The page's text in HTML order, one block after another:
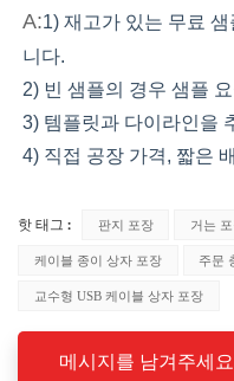
A:1) 재고가 있는 무료
니다.
2) 빈 샘플의 경우 샘플
3) 템플릿과 다이라인을
4) 직접 공장 가격, 짧은
핫 태그 : 판지 포장 거는
케이블 종이 상자 포장 주문
교수형 USB 케이블 상자 포장
메시지를 남겨주세요